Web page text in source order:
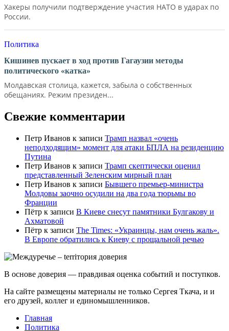
Хакеры получили подтверждение участия НАТО в ударах по
России.
Политика
Кишинев пускает в ход против Гагаузии методы
политического «катка»
Молдавская столица, кажется, забыла о собственных
обещаниях. Режим президен...
Свежие комментарии
Петр Иванов к записи Трамп назвал «очень
неподходящим» момент для атаки БПЛА на резиденцию
Путина
Петр Иванов к записи Трамп скептически оценил
представленный Зеленским мирный план
Петр Иванов к записи Бывшего премьер-министра
Молдовы заочно осудили на два года тюрьмы во
Франции
Пётр к записи В Киеве снесут памятники Булгакову и
Ахматовой
Пётр к записи Тhe Times: «Украинцы, нам очень жаль».
В Европе обратились к Киеву с прощальной речью
В основе доверия — правдивая оценка событий и поступков.
На сайте размещены материалы не только Сергея Ткача, и и
его друзей, коллег и единомышленников.
Главная
Политика